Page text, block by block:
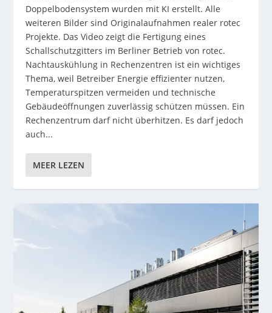
Doppelbodensystem wurden mit KI erstellt. Alle
weiteren Bilder sind Originalaufnahmen realer rotec
Projekte. Das Video zeigt die Fertigung eines
Schallschutzgitters im Berliner Betrieb von rotec.
Nachtauskühlung in Rechenzentren ist ein wichtiges
Thema, weil Betreiber Energie effizienter nutzen,
Temperaturspitzen vermeiden und technische
Gebäudeöffnungen zuverlässig schützen müssen. Ein
Rechenzentrum darf nicht überhitzen. Es darf jedoch
auch...
MEER LEZEN